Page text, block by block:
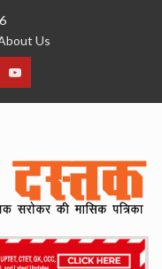
Us
YouTube